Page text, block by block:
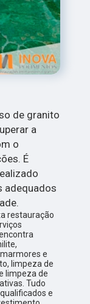
de granito
a
o
É
adequados
restauração
e
limpeza de
limpeza de
Tudo
e